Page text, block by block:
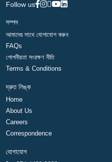
Follow us
সম্পদ
আমাদের সাথে যোগাযোগ করুন
FAQs
গোপনীয়তা সংরক্ষণ নীতি
Terms & Conditions
দ্রুত লিঙ্ক
Home
About Us
Careers
Correspondence
যোগাযোগ